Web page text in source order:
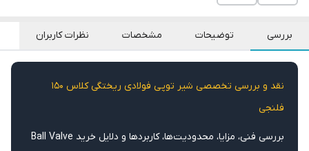
بررسی توضیحات مشخصات نظرات کاربران
نقد و بررسی تخصصی شیر توپی فولادی ریختگی کلاس 150
فلنجی
بررسی فنی، مزایا، محدودیت‌ها، کاربردها و دلایل خرید Ball Valve